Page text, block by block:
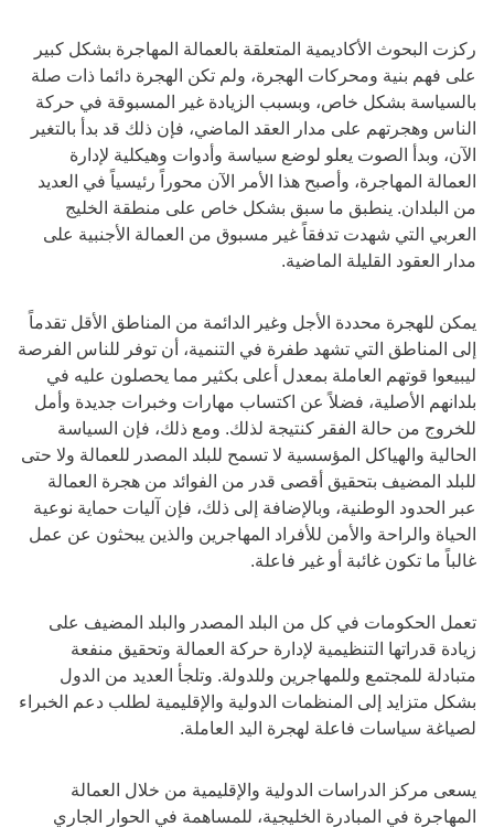
ركزت البحوث الأكاديمية المتعلقة بالعمالة المهاجرة بشكل كبير
على فهم بنية ومحركات الهجرة، ولم تكن الهجرة دائما ذات صلة
بالسياسة بشكل خاص، وبسبب الزيادة غير المسبوقة في حركة
الناس وهجرتهم على مدار العقد الماضي، فإن ذلك قد بدأ بالتغير
الآن، وبدأ الصوت يعلو لوضع سياسة وأدوات وهيكلية لإدارة
العمالة المهاجرة، وأصبح هذا الأمر الآن محوراً رئيسياً في العديد
من البلدان. ينطبق ما سبق بشكل خاص على منطقة الخليج
العربي التي شهدت تدفقاً غير مسبوق من العمالة الأجنبية على
مدار العقود القليلة الماضية.
يمكن للهجرة محددة الأجل وغير الدائمة من المناطق الأقل تقدماً
إلى المناطق التي تشهد طفرة في التنمية، أن توفر للناس الفرصة
ليبيعوا قوتهم العاملة بمعدل أعلى بكثير مما يحصلون عليه في
بلدانهم الأصلية، فضلاً عن اكتساب مهارات وخبرات جديدة وأمل
للخروج من حالة الفقر كنتيجة لذلك. ومع ذلك، فإن السياسة
الحالية والهياكل المؤسسية لا تسمح للبلد المصدر للعمالة ولا حتى
للبلد المضيف بتحقيق أقصى قدر من الفوائد من هجرة العمالة
عبر الحدود الوطنية، وبالإضافة إلى ذلك، فإن آليات حماية نوعية
الحياة والراحة والأمن للأفراد المهاجرين والذين يبحثون عن عمل
غالباً ما تكون غائبة أو غير فاعلة.
تعمل الحكومات في كل من البلد المصدر والبلد المضيف على
زيادة قدراتها التنظيمية لإدارة حركة العمالة وتحقيق منفعة
متبادلة للمجتمع وللمهاجرين وللدولة. وتلجأ العديد من الدول
بشكل متزايد إلى المنظمات الدولية والإقليمية لطلب دعم الخبراء
لصياغة سياسات فاعلة لهجرة اليد العاملة.
يسعى مركز الدراسات الدولية والإقليمية من خلال العمالة
المهاجرة في المبادرة الخليجية، للمساهمة في الحوار الجاري